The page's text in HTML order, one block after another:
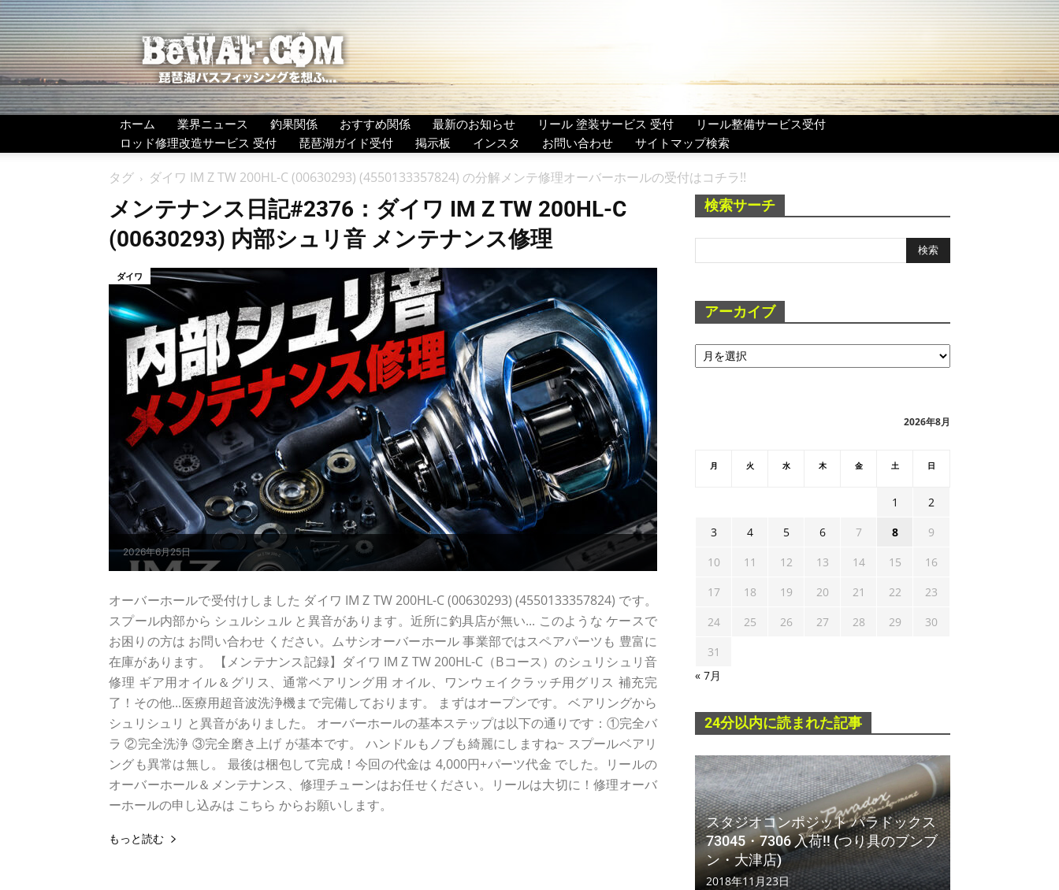
BeWAF
(ビ
ワ
エ
フ）
ホーム 業界ニュース 釣果関係 おすすめ関係 最新のお知らせ リール 塗装サービス 受付
リール整備サービス受付
ロッド修理改造サービス 受付
琵琶湖ガイド受付 掲示板 インスタ お問い合わせ サイトマップ検索
タグ ダイワ IM Z TW 200HL-C (00630293) (4550133357824) の分解メンテ修理オーバーホールの受付はコチラ!!
メンテナンス日記#2376：ダイワ IM Z TW 200HL-C
(00630293) 内部シュリ音 メンテナンス修理
2026年6月25日
ダイワ
オーバーホールで受付けしました ダイワ IM Z TW 200HL-C (00630293) (4550133357824) です。
スプール内部から シュルシュル と異音があります。近所に釣具店が無い... このような ケースで
お困りの方は お問い合わせ ください。ムサシオーバーホール 事業部ではスペアパーツも 豊富に
在庫があります。 【メンテナンス記録】ダイワ IM Z TW 200HL-C（Bコース）のシュリシュリ音
修理 ギア用オイル＆グリス、通常ベアリング用 オイル、ワンウェイクラッチ用グリス 補充完
了！その他...医療用超音波洗浄機まで完備しております。 まずはオープンです。 ベアリングから
シュリシュリ と異音がありました。 オーバーホールの基本ステップは以下の通りです：①完全バ
ラ ②完全洗浄 ③完全磨き上げ が基本です。 ハンドルもノブも綺麗にしますね~ スプールベアリ
ングも異常は無し。 最後は梱包して完成！今回の代金は 4,000円+パーツ代金 でした。リールの
オーバーホール＆メンテナンス、修理チューンはお任せください。リールは大切に！修理オーバ
ーホールの申し込みは こちら からお願いします。
もっと読む
検索サーチ
アーカイブ
ア
ー
2026年8月
月 火 水 木 金 土 日
1
2
3
4 5 6 7 8
9
10
11 12 13 14 15
16
17
18 19 20 21 22
23
24
25 26 27 28 29
30
31
« 7月
24分以内に読まれた記事
スタジオコンポジット パラドックス
73045・7306 入荷!! (つり具のブンブ
ン・大津店)
2018年11月23日